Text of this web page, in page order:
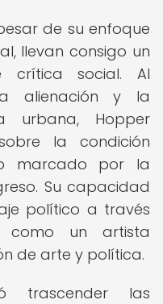
de su enfoque
llevan consigo un
crítica social. Al
alienación y la
urbana, Hopper
la condición
marcado por la
Su capacidad
político a través
un artista
de arte y política.
trascender las